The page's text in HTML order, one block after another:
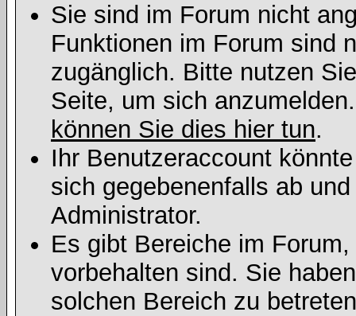
Sie sind im Forum nicht
Funktionen im Forum sind
zugänglich. Bitte nutzen
Seite, um sich
können Sie dies hier tun.
Ihr Benutzeraccount
sich gegebenenfalls ab
Administrator.
Es gibt Bereiche im
vorbehalten sind. Sie
solchen Bereich zu